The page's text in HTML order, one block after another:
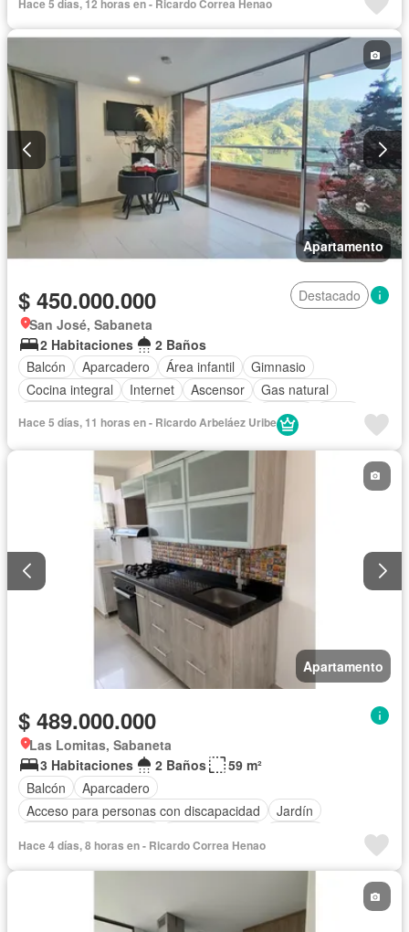
Hace 5 días, 12 horas en - Ricardo Correa Henao
Apartamento
$ 450.000.000
Destacado
San José, Sabaneta
2 Habitaciones
2 Baños
Balcón
Aparcadero Área infantil
Gimnasio
Cocina integral
Internet Ascensor
Gas natural
Piscina
Hace 5 días, 11 horas en - Ricardo Arbeláez Uribe
Apartamento
$ 489.000.000
Las Lomitas, Sabaneta
3 Habitaciones
2 Baños
59 m²
Balcón
Aparcadero
Acceso para personas con discapacidad
Jardín
Ascensor
Gas natural Vista panorámica
Hace 4 días, 8 horas en - Ricardo Correa Henao